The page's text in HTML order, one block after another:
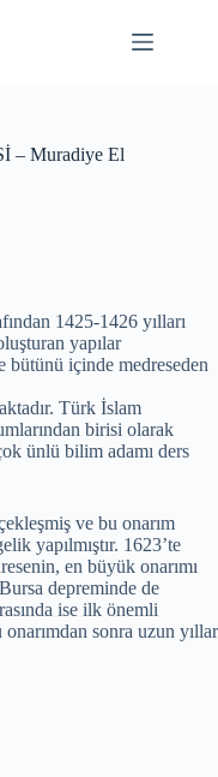
– Muradiye El
1425-1426 yılları
yapılar
bütünü içinde medreseden
Türk İslam
birisi olarak
ünlü bilim adamı ders
ve bu onarım
yapılmıştır. 1623’te
en büyük onarımı
depreminde de
ise ilk önemli
sonra uzun yıllar